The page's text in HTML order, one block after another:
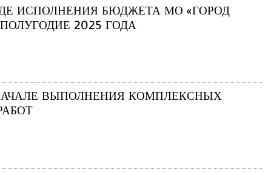
ИСПОЛНЕНИЯ БЮДЖЕТА МО «ГОРОД
2025 ГОДА
ВЫПОЛНЕНИЯ КОМПЛЕКСНЫХ